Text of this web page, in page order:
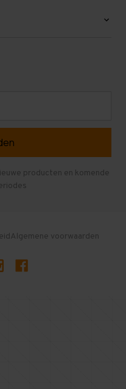
producten en komende
Algemene voorwaarden